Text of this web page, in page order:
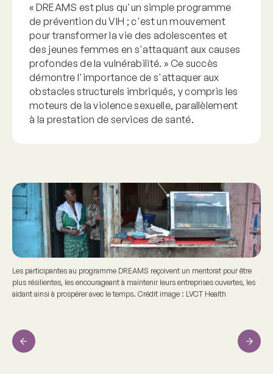
« DREAMS est plus qu'un simple programme
de prévention du VIH ; c'est un mouvement
pour transformer la vie des adolescentes et
des jeunes femmes en s'attaquant aux causes
profondes de la vulnérabilité. » Ce succès
démontre l'importance de s'attaquer aux
obstacles structurels imbriqués, y compris les
moteurs de la violence sexuelle, parallèlement
à la prestation de services de santé.
Les participantes au programme DREAMS reçoivent un mentorat pour être
plus résilientes, les encourageant à maintenir leurs entreprises ouvertes, les
aidant ainsi à prospérer avec le temps. Crédit image : LVCT Health
Previous Next